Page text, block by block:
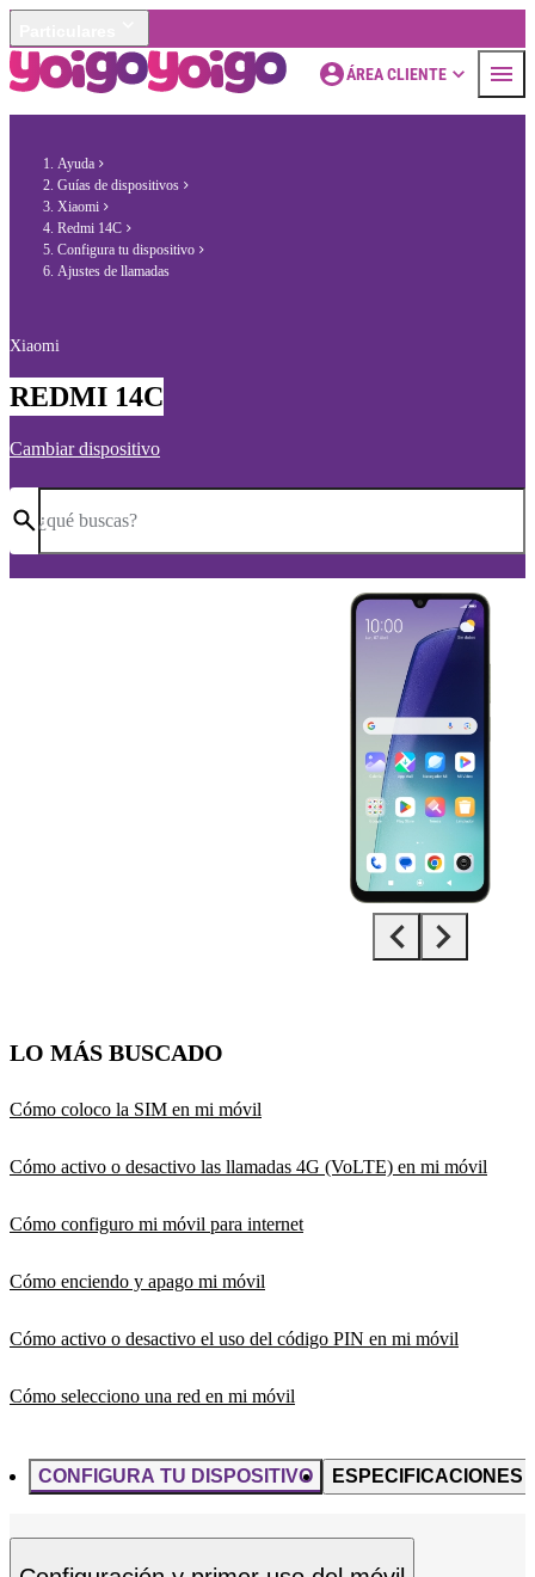
ÁREA CLIENTE
Ayuda
Guías de dispositivos
Xiaomi
Redmi 14C
Configura tu dispositivo
Ajustes de llamadas
Xiaomi
REDMI 14C
Cambiar dispositivo
¿qué buscas?
LO MÁS BUSCADO
Cómo coloco la SIM en mi móvil
Cómo activo o desactivo las llamadas 4G (VoLTE) en mi móvil
Cómo configuro mi móvil para internet
Cómo enciendo y apago mi móvil
Cómo activo o desactivo el uso del código PIN en mi móvil
Cómo selecciono una red en mi móvil
CONFIGURA TU DISPOSITIVO ESPECIFICACIONES